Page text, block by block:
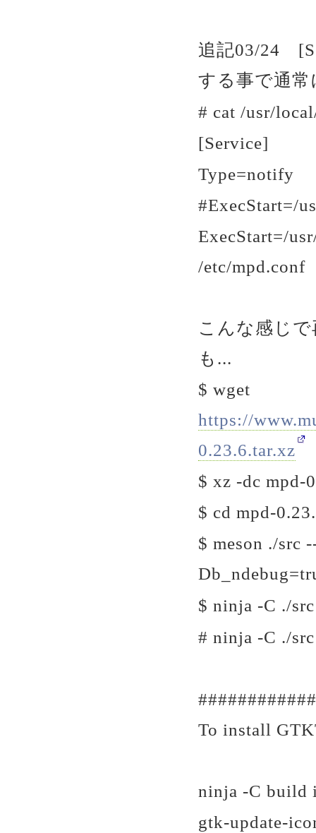
追記03/24
する事で通
# cat /usr/
[Service]
Type=notify
#ExecStart=/
ExecStart=/
/etc/mpd.conf
こんな感じ
も...
$ wget
https://
0.23.6.tar.xz
$ xz -dc mpd-
$ cd mpd-
$ meson ./src
$ ninja -C ./src
# ninja -C ./
To install
ninja -C build
gtk-update-